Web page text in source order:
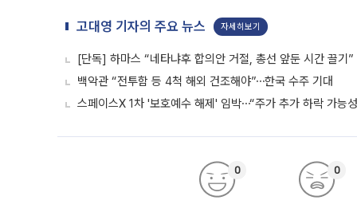
고대영 기자의 주요 뉴스 자세히보기
[단독] 하마스 “네타냐후 합의안 거절, 총선 앞둔 시간 끌기”
백악관 “전투함 등 4척 해외 건조해야”⋯한국 수주 기대
스페이스X 1차 '보호예수 해제' 임박⋯“주가 추가 하락 가능
0 0